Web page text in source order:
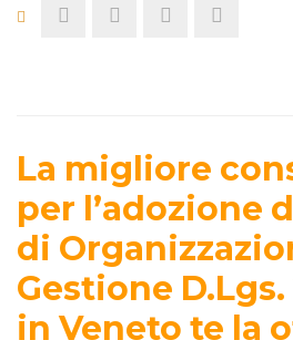
La migliore
per l’adozione
di
Gestione D.Lgs.
in Veneto te la